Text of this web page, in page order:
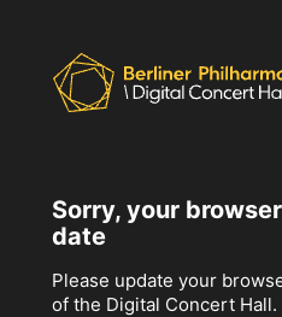
Sorry, your
date
Please update your
of the Digital Concert Hall.